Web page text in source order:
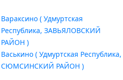
Вараксино ( Удмуртская
Республика, ЗАВЬЯЛОВСКИЙ
РАЙОН )
Васькино ( Удмуртская Республика,
СЮМСИНСКИЙ РАЙОН )